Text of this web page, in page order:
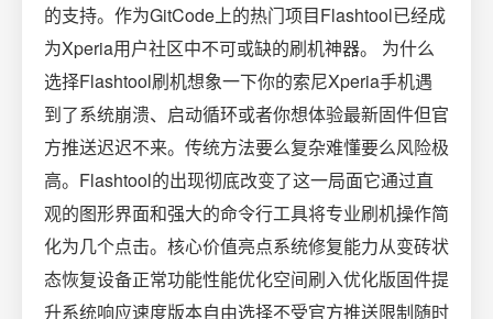
的支持。作为GitCode上的热门项目Flashtool已经成
为Xperia用户社区中不可或缺的刷机神器。 为什么
选择Flashtool刷机想象一下你的索尼Xperia手机遇
到了系统崩溃、启动循环或者你想体验最新固件但官
方推送迟迟不来。传统方法要么复杂难懂要么风险极
高。Flashtool的出现彻底改变了这一局面它通过直
观的图形界面和强大的命令行工具将专业刷机操作简
化为几个点击。核心价值亮点系统修复能力从变砖状
态恢复设备正常功能性能优化空间刷入优化版固件提
升系统响应速度版本自由选择不受官方推送限制随时